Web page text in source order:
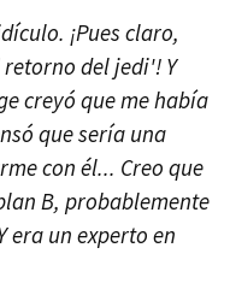
¡Pues claro,
del jedi'! Y
creyó que me había
que sería una
con él... Creo que
B, probablemente
era un experto en